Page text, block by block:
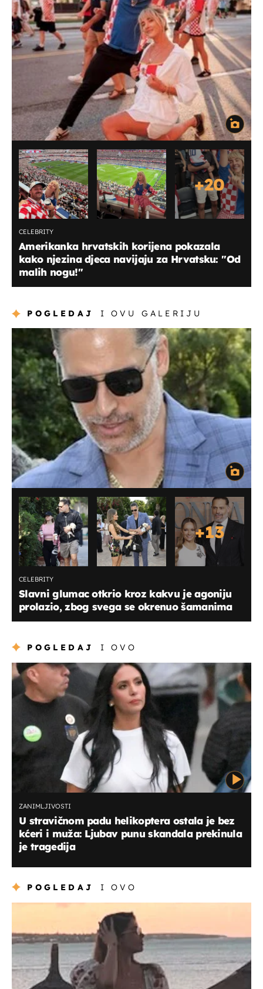
+20
CELEBRITY
Amerikanka hrvatskih korijena pokazala
kako njezina djeca navijaju za Hrvatsku: ''Od
malih nogu!''
POGLEDAJ I OVU GALERIJU
+13
CELEBRITY
Slavni glumac otkrio kroz kakvu je agoniju
prolazio, zbog svega se okrenuo šamanima
POGLEDAJ I OVO
ZANIMLJIVOSTI
U stravičnom padu helikoptera ostala je bez
kćeri i muža: Ljubav punu skandala prekinula
je tragedija
POGLEDAJ I OVO